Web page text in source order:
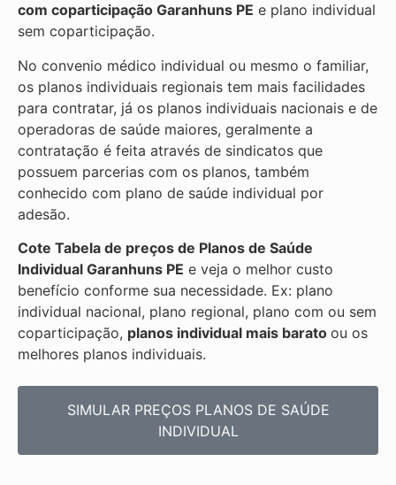
com coparticipação Garanhuns PE e plano individual
sem coparticipação.
No convenio médico individual ou mesmo o familiar,
os planos individuais regionais tem mais facilidades
para contratar, já os planos individuais nacionais e de
operadoras de saúde maiores, geralmente a
contratação é feita através de sindicatos que
possuem parcerias com os planos, também
conhecido com plano de saúde individual por
adesão.
Cote Tabela de preços de Planos de Saúde
Individual Garanhuns PE e veja o melhor custo
benefício conforme sua necessidade. Ex: plano
individual nacional, plano regional, plano com ou sem
coparticipação, planos individual mais barato ou os
melhores planos individuais.
SIMULAR PREÇOS PLANOS DE SAÚDE
INDIVIDUAL